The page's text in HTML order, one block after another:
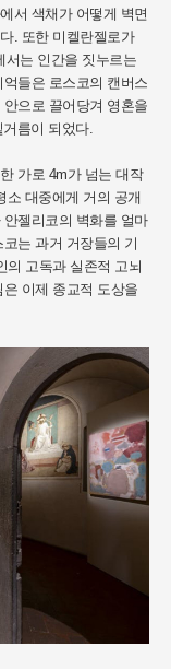
서 색채가 어떻게 벽면
. 또한 미켈란젤로가
서는 인간을 짓누르는
들은 로스코의 캔버스
으로 끌어당겨 영혼을
름이 되었다.
가로 4m가 넘는 대작
소 대중에게 거의 공개
젤리코의 벽화를 얼마
는 과거 거장들의 기
의 고독과 실존적 고뇌
이제 종교적 도상을